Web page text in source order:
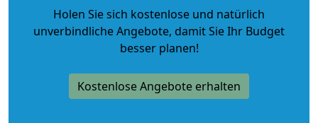
Holen Sie sich kostenlose und natürlich
unverbindliche Angebote, damit Sie Ihr Budget
besser planen!
Kostenlose Angebote erhalten